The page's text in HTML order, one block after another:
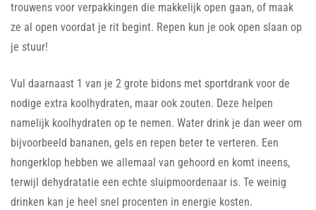
trouwens voor verpakkingen die makkelijk open gaan, of maak
ze al open voordat je rit begint. Repen kun je ook open slaan op
je stuur!
Vul daarnaast 1 van je 2 grote bidons met sportdrank voor de
nodige extra koolhydraten, maar ook zouten. Deze helpen
namelijk koolhydraten op te nemen. Water drink je dan weer om
bijvoorbeeld bananen, gels en repen beter te verteren. Een
hongerklop hebben we allemaal van gehoord en komt ineens,
terwijl dehydratatie een echte sluipmoordenaar is. Te weinig
drinken kan je heel snel procenten in energie kosten.